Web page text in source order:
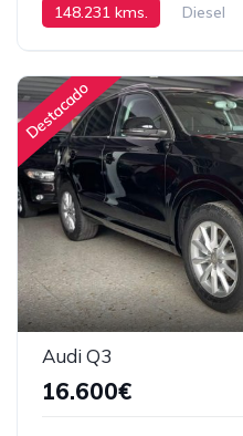
148.231 kms. Diesel
Destacado
Audi Q3
16.600€